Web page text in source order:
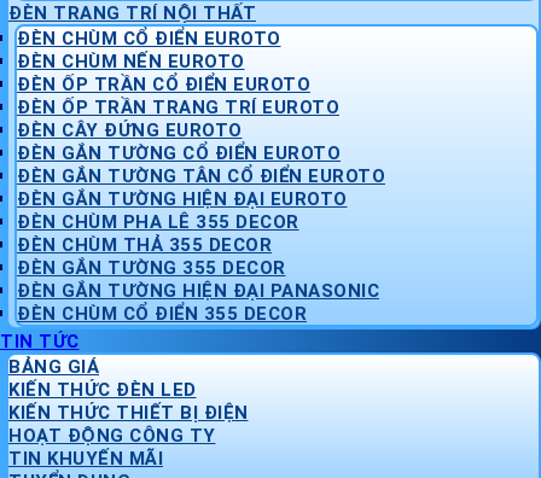
ĐÈN TRANG TRÍ NỘI THẤT
ĐÈN CHÙM CỔ ĐIỂN EUROTO
ĐÈN CHÙM NẾN EUROTO
ĐÈN ỐP TRẦN CỔ ĐIỂN EUROTO
ĐÈN ỐP TRẦN TRANG TRÍ EUROTO
ĐÈN CÂY ĐỨNG EUROTO
ĐÈN GẮN TƯỜNG CỔ ĐIỂN EUROTO
ĐÈN GẮN TƯỜNG TÂN CỔ ĐIỂN EUROTO
ĐÈN GẮN TƯỜNG HIỆN ĐẠI EUROTO
ĐÈN CHÙM PHA LÊ 355 DECOR
ĐÈN CHÙM THẢ 355 DECOR
ĐÈN GẮN TƯỜNG 355 DECOR
ĐÈN GẮN TƯỜNG HIỆN ĐẠI PANASONIC
ĐÈN CHÙM CỔ ĐIỂN 355 DECOR
TIN TỨC
BẢNG GIÁ
KIẾN THỨC ĐÈN LED
KIẾN THỨC THIẾT BỊ ĐIỆN
HOẠT ĐỘNG CÔNG TY
TIN KHUYẾN MÃI